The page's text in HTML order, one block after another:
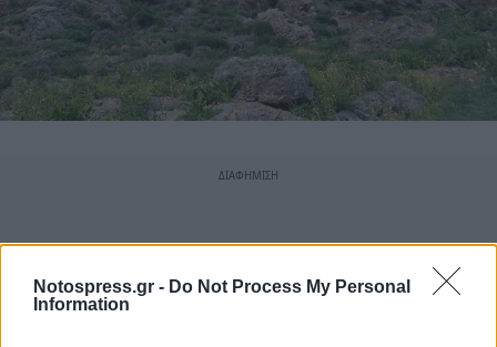
Notospress.gr - Do Not Process My Personal
Information